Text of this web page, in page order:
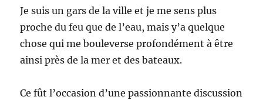
Je suis un gars de la ville et je me sens plus
proche du feu que de l’eau, mais y’a quelque
chose qui me bouleverse profondément à être
ainsi près de la mer et des bateaux.
Ce fût l’occasion d’une passionnante discussion